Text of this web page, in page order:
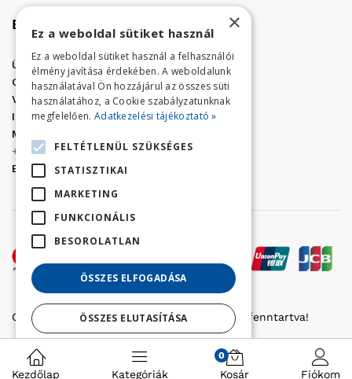
Elérhetőség
Üzletünk címe:
Szolnok, Vércse út 17.
Golf Center Áruház:06 (56) 423-324
VÁR-Kert Áruház: 06 (56) 429-771
Iroda:06 (56) 421-857
Megrendelés, termék információ:
+36 (70) 938-3356
E-mail:
golfaruhaz@gmail.com
Copyright © 2022 Golfker Kft. - Minden jog fenntartva!
Kezdőlap Kategóriák
0
Kosár Fiókom
×
Ez a weboldal sütiket használ
Ez a weboldal sütiket használ a felhasználói
élmény javítása érdekében. A weboldalunk
használatával Ön hozzájárul az összes süti
használatához, a Cookie szabályzatunknak
megfelelően. Adatkezelési tájékoztató »
FELTÉTLENÜL SZÜKSÉGES
STATISZTIKAI
MARKETING
FUNKCIONÁLIS
BESOROLATLAN
ÖSSZES ELFOGADÁSA
ÖSSZES ELUTASÍTÁSA
Részletek megjelenítése